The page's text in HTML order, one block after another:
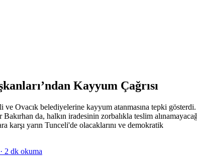
Kayyum Çağrısı
Ovacık belediyelerine kayyum atanmasına tepki
da, halkın iradesinin zorbalıkla teslim
karşı yarın Tunceli'de olacaklarını ve demokratik
· 2 dk okuma